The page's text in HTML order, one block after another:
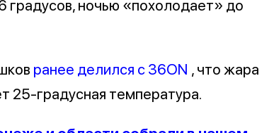
ночью «похолодает» до
ранее делился с 36ON , что жара
25-градусная температура.